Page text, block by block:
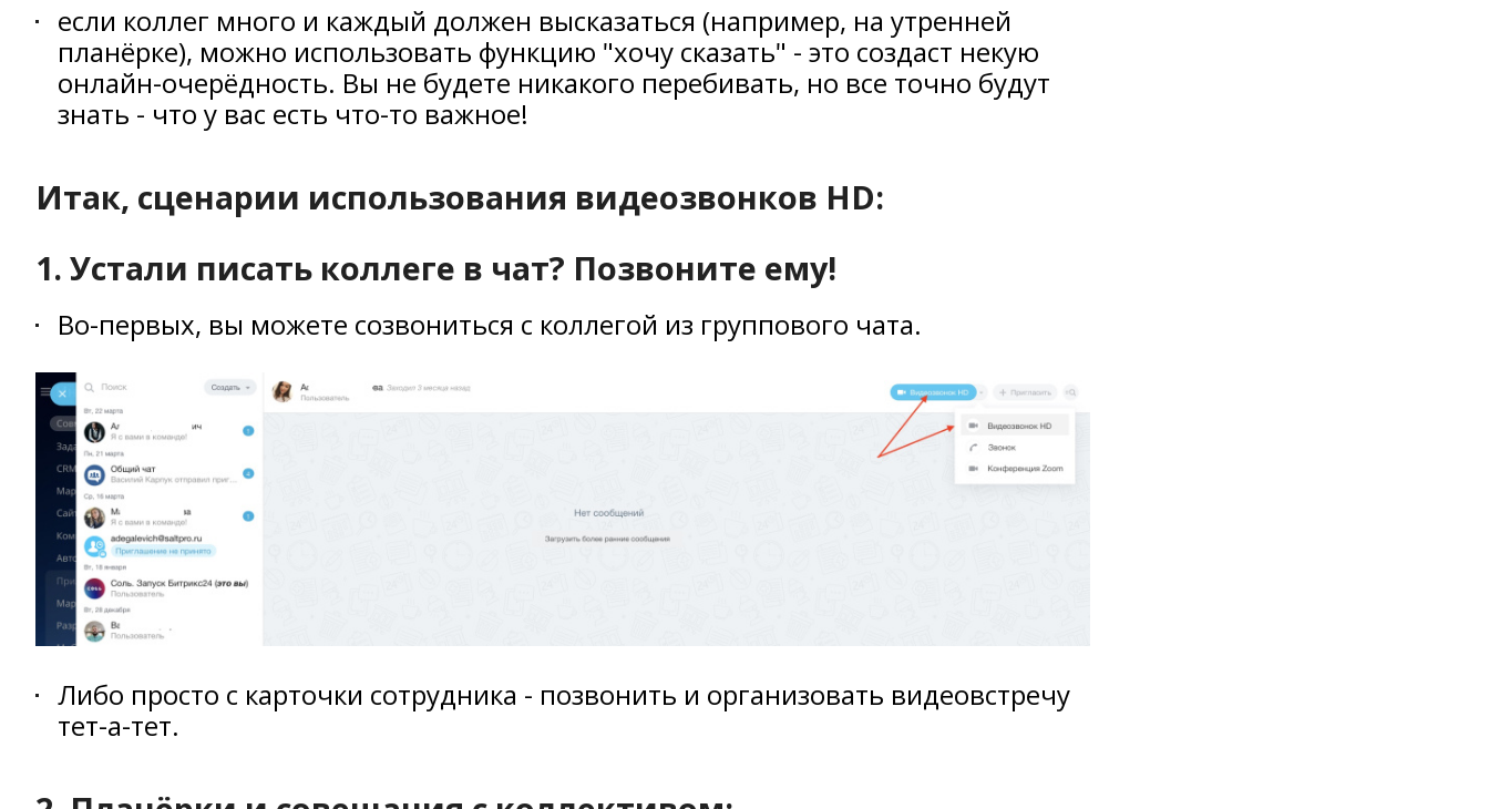
если коллег много и каждый должен высказаться (например, на утренней
планёрке), можно использовать функцию "хочу сказать" - это создаст некую
онлайн-очерёдность. Вы не будете никакого перебивать, но все точно будут
знать - что у вас есть что-то важное!
Итак, сценарии использования видеозвонков HD:
1. Устали писать коллеге в чат? Позвоните ему!
Во-первых, вы можете созвониться с коллегой из группового чата.
Либо просто с карточки сотрудника - позвонить и организовать видеовстречу
тет-а-тет.